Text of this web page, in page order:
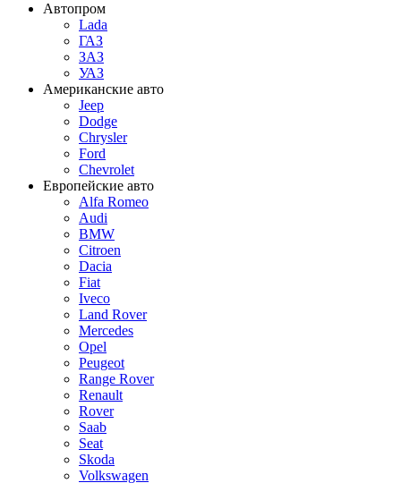
Автопром
Lada
ГАЗ
ЗАЗ
УАЗ
Американские авто
Jeep
Dodge
Chrysler
Ford
Chevrolet
Европейские авто
Alfa Romeo
Audi
BMW
Citroen
Dacia
Fiat
Iveco
Land Rover
Mercedes
Opel
Peugeot
Range Rover
Renault
Rover
Saab
Seat
Skoda
Volkswagen